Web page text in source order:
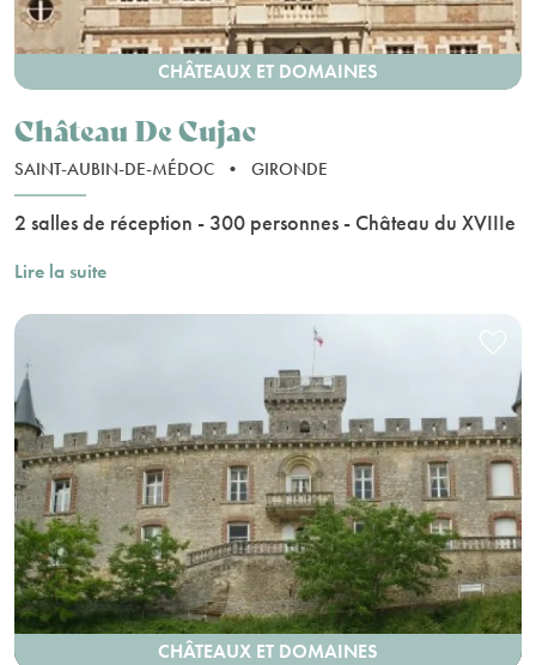
CHÂTEAUX ET DOMAINES
Château De Cujac
SAINT-AUBIN-DE-MÉDOC • GIRONDE
2 salles de réception - 300 personnes - Château du XVIIIe
Lire la suite
CHÂTEAUX ET DOMAINES